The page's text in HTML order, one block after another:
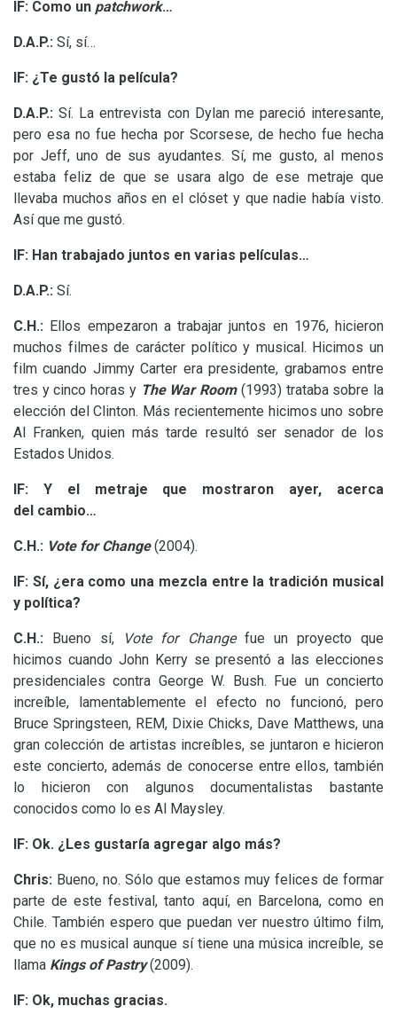
lF: Como un patchwork…
D.A.P.: Sí, sí…
lF: ¿Te gustó la película?
D.A.P.:Sí. La entrevista con Dylan me pareció interesante,
pero esa no fue hecha por Scorsese, de hecho fue hecha
por Jeff, uno de sus ayudantes. Sí, me gusto, al menos
estaba feliz de que se usara algo de ese metraje que
llevaba muchos años en el clóset y que nadie había visto.
Así que me gustó.
lF: Han trabajado juntos en varias películas…
D.A.P.: Sí.
C.H.: Ellos empezaron a trabajar juntos en 1976, hicieron
muchos filmes de carácter político y musical. Hicimos un
film cuando Jimmy Carter era presidente, grabamos entre
tres y cinco horas y The War Room(1993) trataba sobre la
elección del Clinton. Más recientemente hicimos uno sobre
Al Franken, quien más tarde resultó ser senador de los
Estados Unidos.
lF: Y el metraje que mostraron ayer, acerca
del cambio…
C.H.: Vote for Change(2004).
lF: Sí, ¿era como una mezcla entre la tradición musical
y política?
C.H.: Bueno sí, Vote for Changefue un proyecto que
hicimos cuando John Kerry se presentó a las elecciones
presidenciales contra George W. Bush. Fue un concierto
increíble, lamentablemente el efecto no funcionó, pero
Bruce Springsteen, REM, Dixie Chicks, Dave Matthews, una
gran colección de artistas increíbles, se juntaron e hicieron
este concierto, además de conocerse entre ellos, también
lo hicieron con algunos documentalistas bastante
conocidos como lo es Al Maysley.
lF: Ok. ¿Les gustaría agregar algo más?
Chris: Bueno, no. Sólo que estamos muy felices de formar
parte de este festival, tanto aquí, en Barcelona, como en
Chile. También espero que puedan ver nuestro último film,
que no es musical aunque sí tiene una música increíble, se
llama Kings of Pastry(2009).
lF: Ok, muchas gracias.